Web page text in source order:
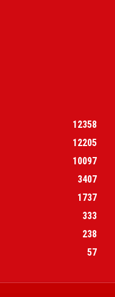
12358
12205
10097
3407
1737
333
238
57